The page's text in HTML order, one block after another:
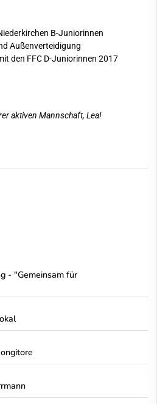
B-Juniorinnen
Außenverteidigung
den FFC D-Juniorinnen 2017
aktiven Mannschaft, Lea!
- "Gemeinsam für